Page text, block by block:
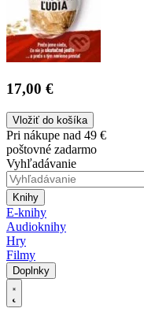
17,00 €
Vložiť do košíka
Pri nákupe nad 49 €
poštovné zadarmo
Vyhľadávanie
Knihy
E-knihy
Audioknihy
Hry
Filmy
Doplnky